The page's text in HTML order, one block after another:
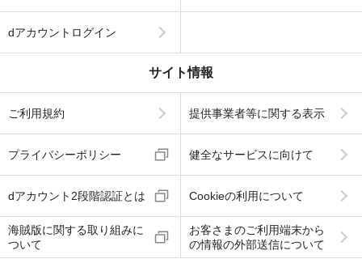
dアカウントログイン
サイト情報
ご利用規約 提供事業者等に関する表示
プライバシーポリシー 健全なサービスに向けて
dアカウント2段階認証とは Cookieの利用について
海賊版に関する取り組みに
ついて
お客さまのご利用端末から
の情報の外部送信について